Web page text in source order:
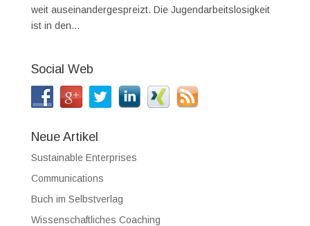
weit auseinandergespreizt. Die Jugendarbeitslosigkeit
ist in den...
Social Web
Neue Artikel
Sustainable Enterprises
Communications
Buch im Selbstverlag
Wissenschaftliches Coaching